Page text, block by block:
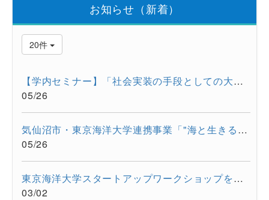
お知らせ（新着）
20件
【学内セミナー】「社会実装の手段としての大学発スタートアップ...
05/26
気仙沼市・東京海洋大学連携事業「"海と生きる"連続水産セミナー...
05/26
東京海洋大学スタートアップワークショップを開催しました。
03/02